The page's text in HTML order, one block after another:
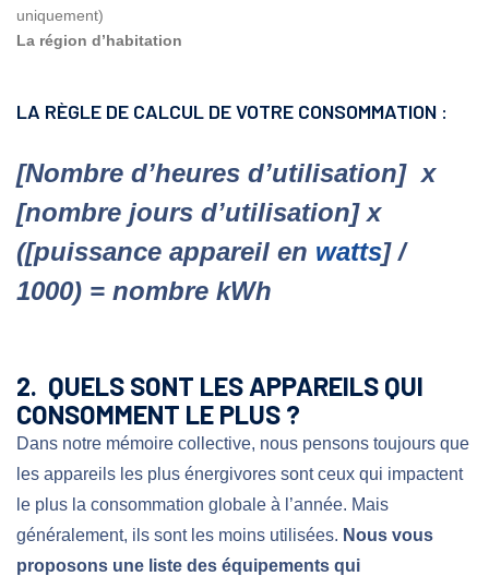
uniquement)
La région d’habitation
LA RÈGLE DE CALCUL DE VOTRE CONSOMMATION :
[Nombre d’heures d’utilisation] x
[nombre jours d’utilisation] x
([puissance appareil en watts] /
1000) = nombre kWh
2. QUELS SONT LES APPAREILS QUI
CONSOMMENT LE PLUS ?
Dans notre mémoire collective, nous pensons toujours que
les appareils les plus énergivores sont ceux qui impactent
le plus la consommation globale à l’année. Mais
généralement, ils sont les moins utilisées. Nous vous
proposons une liste des équipements qui